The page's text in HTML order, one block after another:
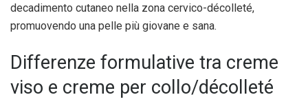
decadimento cutaneo nella zona cervico-décolleté,
promuovendo una pelle più giovane e sana.
Differenze formulative tra creme
viso e creme per collo/décolleté